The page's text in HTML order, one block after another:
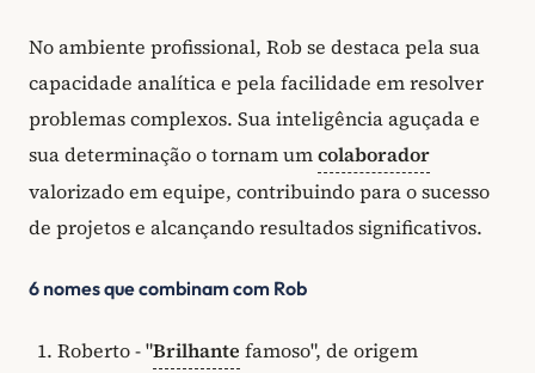
No ambiente profissional, Rob se destaca pela sua
capacidade analítica e pela facilidade em resolver
problemas complexos. Sua inteligência aguçada e
sua determinação o tornam umcolaborador
valorizado em equipe, contribuindo para o sucesso
de projetos e alcançando resultados significativos.
6 nomes que combinam com Rob
Roberto - "Brilhante famoso", de origem